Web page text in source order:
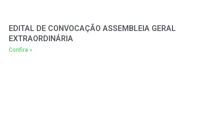
EDITAL DE CONVOCAÇÃO ASSEMBLEIA GERAL
EXTRAORDINÁRIA
Confira »